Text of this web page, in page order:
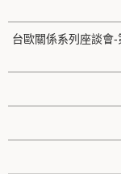
台歐關係系列座談會